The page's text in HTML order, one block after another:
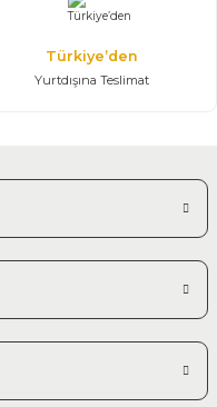
Türkiye’den
Yurtdışına Teslimat